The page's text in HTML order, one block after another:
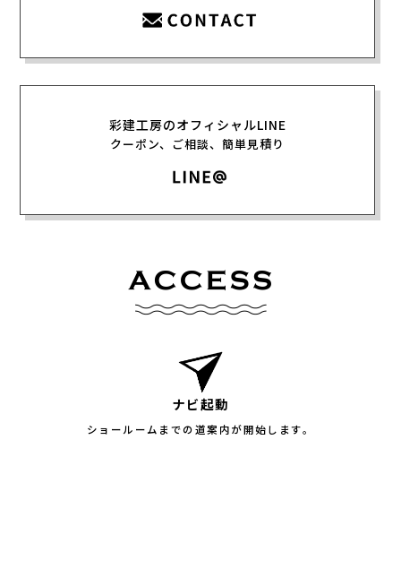
彩建工房のオフィシャルLINE
クーポン、ご相談、簡単見積り
ナビ起動
ショールームまでの道案内が開始します。